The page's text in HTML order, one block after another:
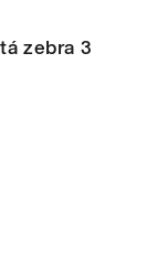
zebra 3